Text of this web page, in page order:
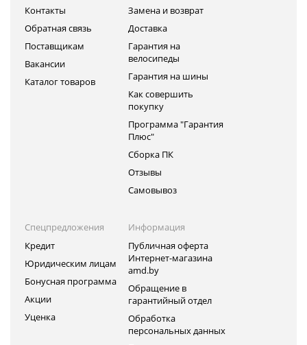
Контакты
Обратная связь
Поставщикам
Вакансии
Каталог товаров
Замена и возврат
Доставка
Гарантия на
велосипеды
Гарантия на шины
Как совершить
покупку
Программа "Гарантия
Плюс"
Сборка ПК
Отзывы
Самовывоз
Спецпредложения
Кредит
Юридическим лицам
Бонусная программа
Акции
Уценка
Информация
Публичная оферта
Интернет-магазина
amd.by
Обращение в
гарантийный отдел
Обработка
персональных данных